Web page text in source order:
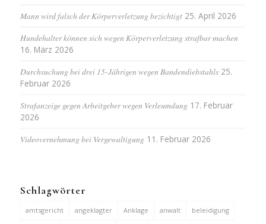
Mann wird falsch der Körperverletzung bezichtigt 25. April 2026
Hundehalter können sich wegen Körperverletzung strafbar machen
16. März 2026
Durchsuchung bei drei 15-Jährigen wegen Bandendiebstahls 25.
Februar 2026
Strafanzeige gegen Arbeitgeber wegen Verleumdung 17. Februar
2026
Videovernehmung bei Vergewaltigung 11. Februar 2026
Schlagwörter
amtsgericht angeklagter Anklage anwalt beleidigung